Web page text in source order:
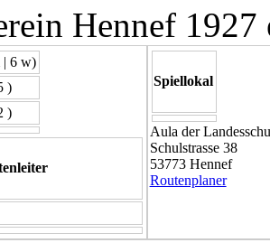
Hennef 1927
| 6 w)
)
)
Spiellokal
Aula der
Schulstrasse 38
53773 Hennef
Routenplaner